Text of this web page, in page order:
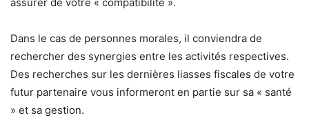
Dans le cas de personnes morales, il conviendra de
rechercher des synergies entre les activités respectives.
Des recherches sur les dernières liasses fiscales de votre
futur partenaire vous informeront en partie sur sa « santé
» et sa gestion.